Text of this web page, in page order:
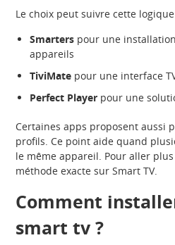
Le choix peut suivre cette
Smarters pour une
appareils
TiviMate pour une interface
Perfect Player pour une
Certaines apps proposent aussi
profils. Ce point aide quand
le même appareil. Pour aller
méthode exacte sur Smart TV.
Comment
smart tv ?